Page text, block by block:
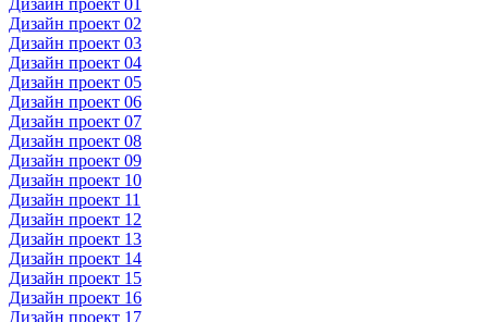
Дизайн проект 01
Дизайн проект 02
Дизайн проект 03
Дизайн проект 04
Дизайн проект 05
Дизайн проект 06
Дизайн проект 07
Дизайн проект 08
Дизайн проект 09
Дизайн проект 10
Дизайн проект 11
Дизайн проект 12
Дизайн проект 13
Дизайн проект 14
Дизайн проект 15
Дизайн проект 16
Дизайн проект 17